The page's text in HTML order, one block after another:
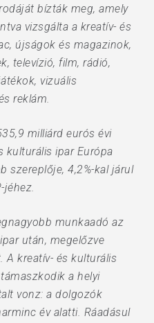
bízták meg, amely
vizsgálta a kreatív- és
újságok és magazinok,
televízió, film, rádió,
vizuális
reklám.
milliárd eurós évi
kulturális ipar Európa
szereplője, 4,2%-kal járul
jéhez.
munkaadó az
után, megelőzve
A kreatív- és kulturális
a helyi
vonz: a dolgozók
év alatti. Ráadásul